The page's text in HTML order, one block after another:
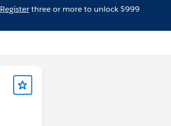
Registerthree or more to unlock $999